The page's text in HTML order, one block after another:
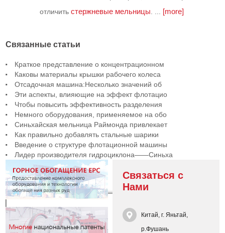
отличитьстержневые мельницы [more]
Связанные статьи
Краткое представление о концентрационном
Каковы материалы крышки рабочего колеса
Отсадочная машина:Несколько значений об
Эти аспекты, влияющие на эффект флотацио
Чтобы повысить эффективность разделения
Немного оборудования, применяемое на обо
Синьхайская мельница Раймонда привлекает
Как правильно добавлять стальные шарики
Введение о структуре флотационной машины
Лидер производителя гидроциклона——Синьха
Связаться с
Нами
Китай, г. Яньтай,
р.Фушань